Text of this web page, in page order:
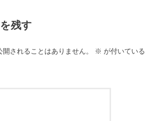
残す
開されることはありません。 ※ が付いている